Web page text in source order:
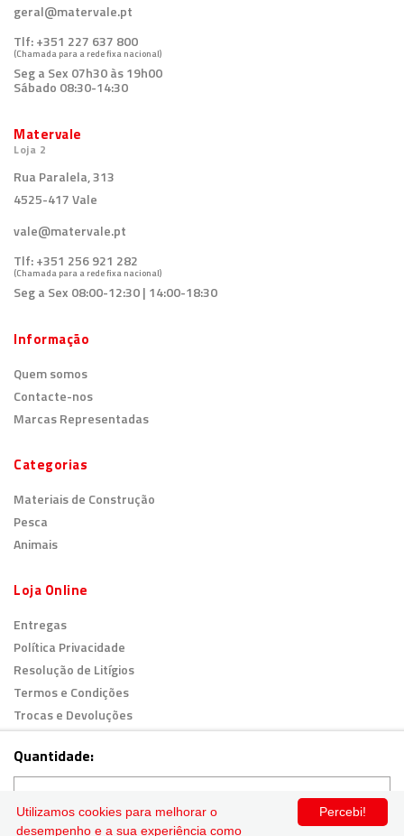
Quantidade:
geral@matervale.pt
Tlf:+351 227 637 800
(Chamada para a rede fixa nacional)
Seg a Sex 07h30 às 19h00
Sábado 08:30-14:30
Matervale
Loja 2
Rua Paralela, 313
4525-417 Vale
vale@matervale.pt
Tlf:+351 256 921 282
(Chamada para a rede fixa nacional)
Seg a Sex 08:00-12:30 | 14:00-18:30
Informação
Quem somos
Contacte-nos
Marcas Representadas
Categorias
Materiais de Construção
Pesca
Animais
Loja Online
Entregas
Política Privacidade
Resolução de Litígios
Termos e Condições
Trocas e Devoluções
Livro de Reclamações
© 2026
Percebi!
Utilizamos cookies para melhorar o
desempenho e a sua experiência como